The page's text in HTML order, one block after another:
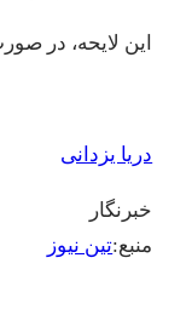
این لایحه، در
دریا یزدانی
خبرنگار
منبع:تین نیوز